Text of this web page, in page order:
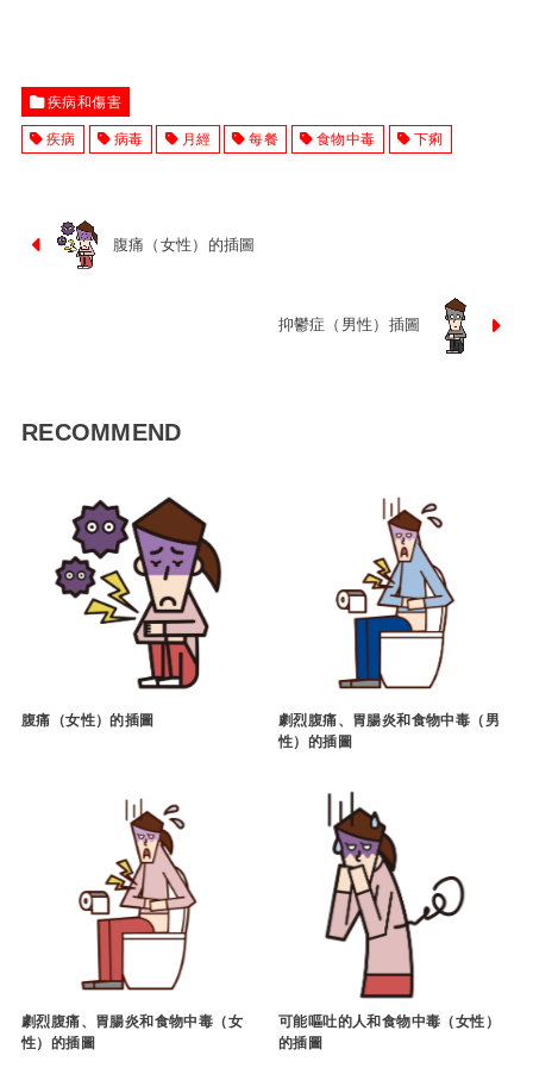
疾病和傷害
疾病 病毒 月經 每餐 食物中毒 下痢
腹痛（女性）的插圖
抑鬱症（男性）插圖
RECOMMEND
腹痛（女性）的插圖
劇烈腹痛、胃腸炎和食物中毒（男
性）的插圖
劇烈腹痛、胃腸炎和食物中毒（女
性）的插圖
可能嘔吐的人和食物中毒（女性）
的插圖